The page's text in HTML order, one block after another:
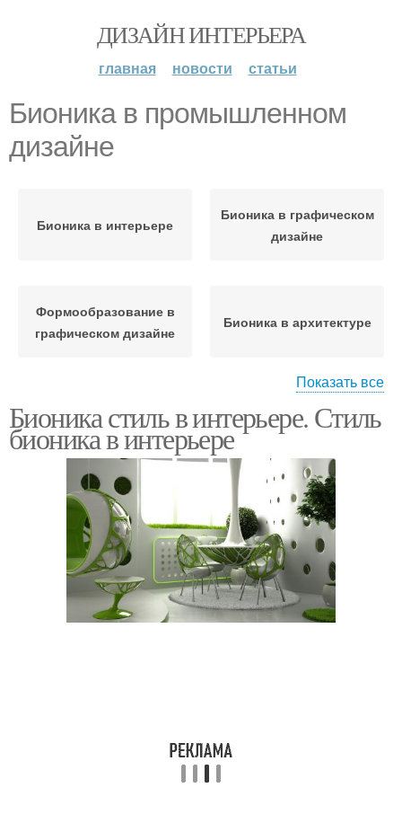
ДИЗАЙН ИНТЕРЬЕРА
главная новости статьи
Бионика в промышленном
дизайне
Бионика в интерьере
Бионика в графическом
дизайне
Формообразование в
графическом дизайне
Бионика в архитектуре
строительная бионика
Показать все
Бионика стиль в интерьере. Стиль
бионика в интерьере